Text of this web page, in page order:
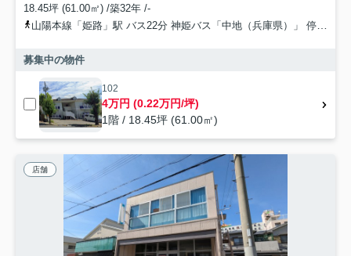
18.45坪 (61.00㎡) /築32年 /-
山陽本線「姫路」駅 バス22分 神姫バス「中地（兵庫県）」 停歩2分
募集中の物件
102
4万円 (0.22万円/坪)
1階 / 18.45坪 (61.00㎡)
店舗